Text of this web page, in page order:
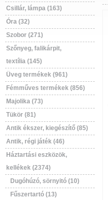
Csillár, lámpa (163)
Óra (32)
Szobor (271)
Szőnyeg, falikárpit,
textília (145)
Üveg termékek (961)
Fémműves termékek (856)
Majolika (73)
Tükör (81)
Antik ékszer, kiegészítő (85)
Antik, régi játék (46)
Háztartási eszközök,
kellékek (2374)
Dugóhúzó, sörnyitó (10)
Fűszertartó (13)